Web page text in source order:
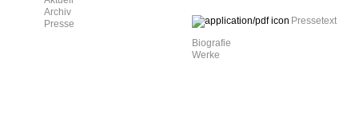
Pressetext
Biografie
Werke
Archiv
Presse